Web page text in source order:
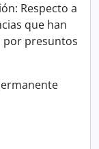
Respecto a
que han
por presuntos